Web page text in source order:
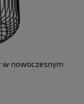
nowoczesnym